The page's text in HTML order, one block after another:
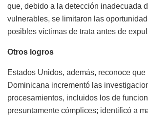
que, debido a la detección inadecuada
vulnerables, se limitaron las
posibles víctimas de trata antes de
Otros logros
Estados Unidos, además, reconoce
Dominicana incrementó las
procesamientos, incluidos los de
presuntamente cómplices; identificó a